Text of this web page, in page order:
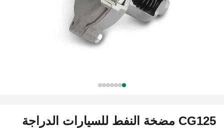
CG125 مضخة النفط للسيارات الدراجة